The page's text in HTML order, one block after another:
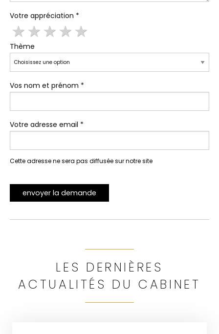
Votre appréciation *
1 2 3
Thème
Vos nom et prénom *
Votre adresse email *
Cette adresse ne sera pas diffusée sur notre site
envoyer la demande
LES DERNIÈRES
ACTUALITÉS DU CABINET